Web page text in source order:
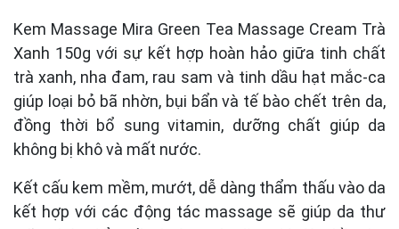
Kem Massage Mira Green Tea Massage Cream Trà
Xanh 150g với sự kết hợp hoàn hảo giữa tinh chất
trà xanh, nha đam, rau sam và tinh dầu hạt mắc-ca
giúp loại bỏ bã nhờn, bụi bẩn và tế bào chết trên da,
đồng thời bổ sung vitamin, dưỡng chất giúp da
không bị khô và mất nước.
Kết cấu kem mềm, mướt, dễ dàng thẩm thấu vào da
kết hợp với các động tác massage sẽ giúp da thư